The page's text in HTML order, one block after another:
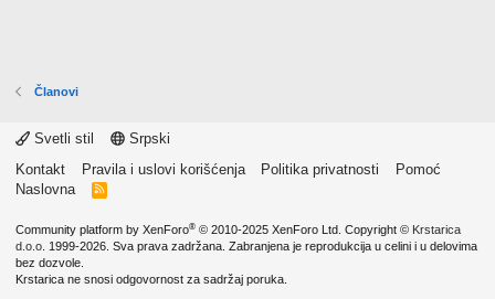
Članovi
Svetli stil
Srpski
Kontakt
Pravila i uslovi korišćenja Politika privatnosti
Pomoć
Naslovna
R
Community platform by XenForo® © 2010-2025 XenForo Ltd. Copyright © Krstarica
d.o.o. 1999-2026. Sva prava zadržana. Zabranjena je reprodukcija u celini i u delovima
bez dozvole.
Krstarica ne snosi odgovornost za sadržaj poruka.